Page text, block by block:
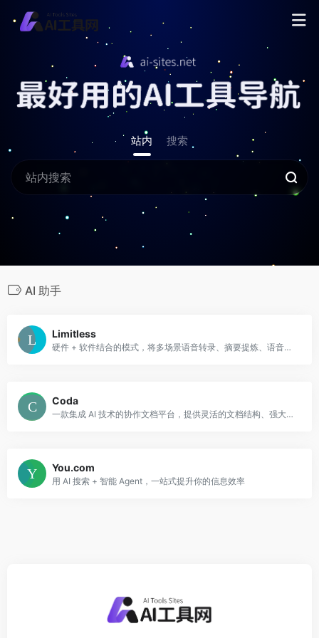
站内 搜索
AI 助手
Limitless
硬件 + 软件结合的模式，将多场景语音转录、摘要提炼、语音搜索与记忆增强整合于一体
Coda
一款集成 AI 技术的协作文档平台，提供灵活的文档结构、强大的自动化功能和丰富的集成功能，帮助团队提升工作效率，实现更高效的协作。
You.com
用 AI 搜索 + 智能 Agent，一站式提升你的信息效率